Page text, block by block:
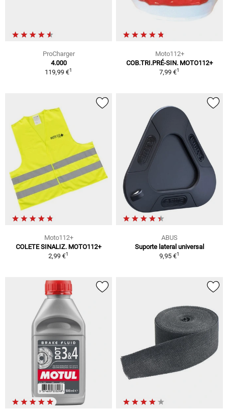
ProCharger
4.000
119,99 €1
Moto112+
COB.TRI.PRÉ-SIN. MOTO112+
7,99 €1
Moto112+
COLETE SINALIZ. MOTO112+
2,99 €1
ABUS
Suporte lateral universal
9,95 €1